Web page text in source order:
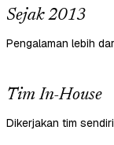
Sejak 2013
Pengalaman lebih
Tim In-House
Dikerjakan tim